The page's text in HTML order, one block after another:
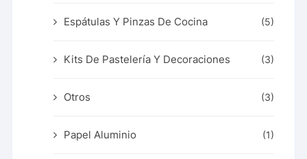
Espátulas Y Pinzas De Cocina (5)
Kits De Pastelería Y Decoraciones (3)
Otros (3)
Papel Aluminio (1)